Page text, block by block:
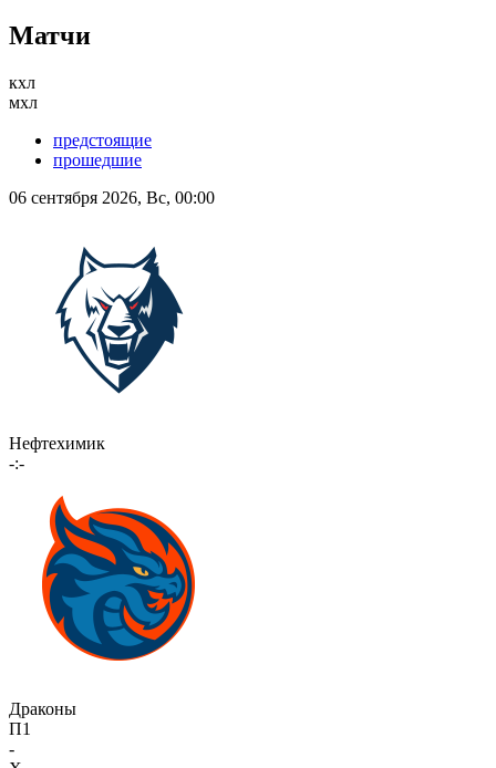
Матчи
кхл
мхл
предстоящие
прошедшие
06 сентября 2026, Вс, 00:00
Нефтехимик
-:-
Драконы
П1
-